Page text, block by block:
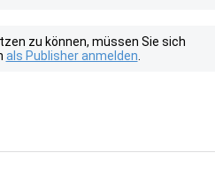
zu können, müssen Sie sich
als Publisher anmelden